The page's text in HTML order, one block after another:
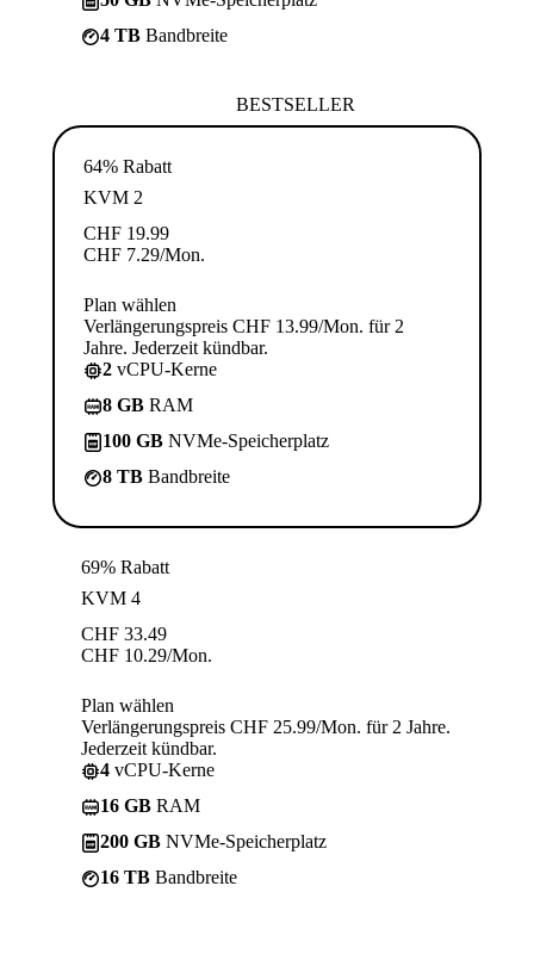
4 TB Bandbreite
BESTSELLER
64% Rabatt
KVM 2
CHF 19.99
CHF 7.29/Mon.
Plan wählen
Verlängerungspreis CHF 13.99/Mon. für 2
Jahre. Jederzeit kündbar.
2 vCPU-Kerne
8 GB RAM
100 GB NVMe-Speicherplatz
8 TB Bandbreite
69% Rabatt
KVM 4
CHF 33.49
CHF 10.29/Mon.
Plan wählen
Verlängerungspreis CHF 25.99/Mon. für 2 Jahre.
Jederzeit kündbar.
4 vCPU-Kerne
16 GB RAM
200 GB NVMe-Speicherplatz
16 TB Bandbreite